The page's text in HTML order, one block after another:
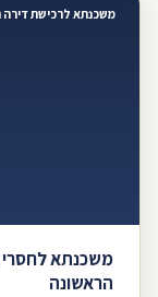
משכנתא לרכישת דירה
משכנתא לחסרי
הראשונה